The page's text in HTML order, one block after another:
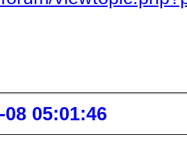
08 05:01:46